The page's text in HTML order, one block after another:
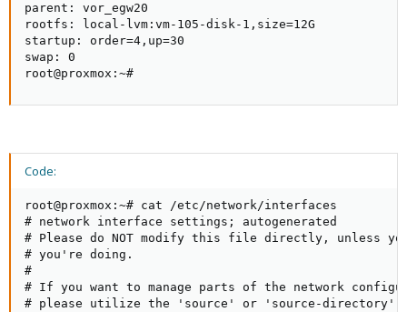
parent: vor_egw20
rootfs: local-lvm:vm-105-disk-1,size=12G
startup: order=4,up=30
swap: 0
root@proxmox:~#
Code:
root@proxmox:~# cat /etc/network/interfaces
# network interface settings; autogenerated
# Please do NOT modify this file directly, unless you
# you're doing.
#
# If you want to manage parts of the network
# please utilize the 'source' or 'source-directory'